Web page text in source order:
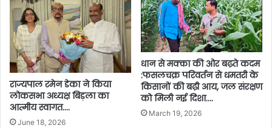
राज्यपाल रमेन डेका ने किया
लोकसभा अध्यक्ष बिड़ला का
आत्मीय स्वागत….
June 18, 2026
धान से मक्का की ओर बढ़ते कदम
:फसलचक्र परिवर्तन से धमतरी के
किसानों की बढ़ी आय, जल संरक्षण
को मिली नई दिशा….
March 19, 2026